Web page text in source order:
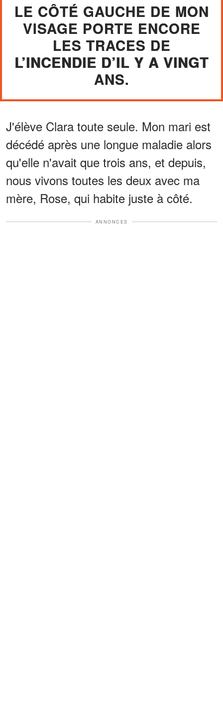
LE CÔTÉ GAUCHE DE MON
VISAGE PORTE ENCORE
LES TRACES DE
L’INCENDIE D’IL Y A VINGT
ANS.
J'élève Clara toute seule. Mon mari est
décédé après une longue maladie alors
qu'elle n'avait que trois ans, et depuis,
nous vivons toutes les deux avec ma
mère, Rose, qui habite juste à côté.
ANNONCES